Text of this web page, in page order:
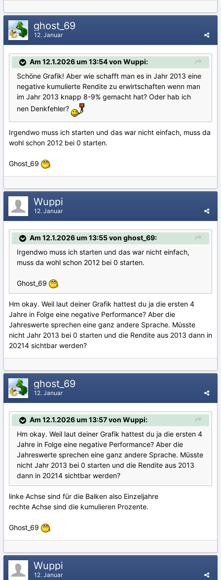
ghost_69
12. Januar
Am 12.1.2026 um 13:54 von Wuppi:
Schöne Grafik! Aber wie schafft man es in Jahr 2013 eine
negative kumulierte Rendite zu erwirtschaften wenn man
im Jahr 2013 knapp 8-9% gemacht hat? Oder hab ich
nen Denkfehler?
Irgendwo muss ich starten und das war nicht einfach, muss da
wohl schon 2012 bei 0 starten.
Ghost_69
Wuppi
12. Januar
Am 12.1.2026 um 13:55 von ghost_69:
Irgendwo muss ich starten und das war nicht einfach,
muss da wohl schon 2012 bei 0 starten.
Ghost_69
Hm okay. Weil laut deiner Grafik hattest du ja die ersten 4
Jahre in Folge eine negative Performance? Aber die
Jahreswerte sprechen eine ganz andere Sprache. Müsste
nicht Jahr 2013 bei 0 starten und die Rendite aus 2013 dann in
20214 sichtbar werden?
ghost_69
12. Januar
Am 12.1.2026 um 13:57 von Wuppi:
Hm okay. Weil laut deiner Grafik hattest du ja die ersten 4
Jahre in Folge eine negative Performance? Aber die
Jahreswerte sprechen eine ganz andere Sprache. Müsste
nicht Jahr 2013 bei 0 starten und die Rendite aus 2013
dann in 20214 sichtbar werden?
linke Achse sind für die Balken also Einzeljahre
rechte Achse sind die kumulieren Prozente.
Ghost_69
Wuppi
12. Januar